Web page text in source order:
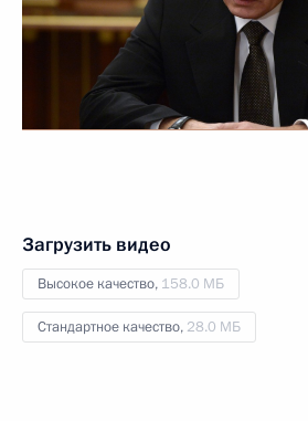
Загрузить видео
Высокое качество, 158.0 МБ
Стандартное качество, 28.0 МБ